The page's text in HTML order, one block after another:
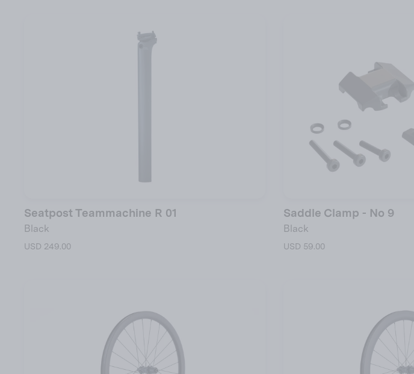
Seatpost Teammachine R 01
Black
USD 249.00
Saddle Clamp - No 9
Black
USD 59.00